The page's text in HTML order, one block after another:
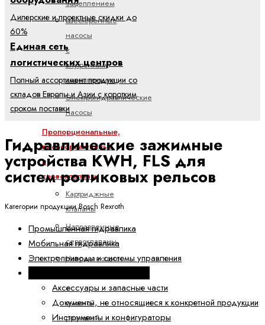
зацеплением
Шестеренные
насосы
с
внутренним
зацеплением
Электрогидравлические
насосы
Пропорциональные,
высокореактивные
и
сервоклапаны
Картриджные
клапаны
Направленные
сервоклапаны
Направляющие
с
высокой
реакцией
Дилерские и проектные скидки до
60%
Единая сеть
логистических центров
Полный ассортимент продукции со
складов Европы и Азии с коротким
сроком поставки
Гидравлические зажимные
устройства KWH, FLS для
систем роликовых рельсов
Категории продукции Bosch Rexroth
Промышленная гидравлика
Мобильная гидравлика
Электроприводы и системы управления
Аксессуары и запасные части
Документы, не относящиеся к конкретной продукции
Инструменты и конфигураторы